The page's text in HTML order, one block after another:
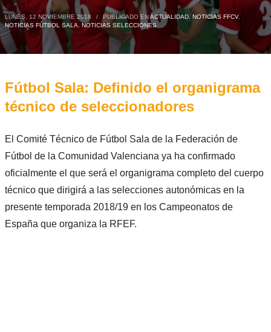
LUNES, 12 NOVIEMBRE 2018 / PUBLICADO ENACTUALIDAD, NOTICIAS FFCV,
NOTICIAS FÚTBOL SALA
NOTICIAS SELECCIONES
Fútbol Sala: Definido el organigrama
técnico de seleccionadores
El Comité Técnico de Fútbol Sala de la Federación de
Fútbol de la Comunidad Valenciana ya ha confirmado
oficialmente el que será el organigrama completo del cuerpo
técnico que dirigirá a las selecciones autonómicas en la
presente temporada 2018/19 en los Campeonatos de
España que organiza la RFEF.